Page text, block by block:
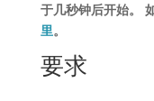
于几秒钟后开始。
里。
要求